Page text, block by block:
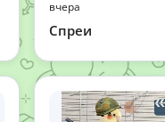
вчера
Спреи